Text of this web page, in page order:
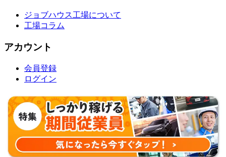
ジョブハウス工場について
工場コラム
アカウント
会員登録
ログイン